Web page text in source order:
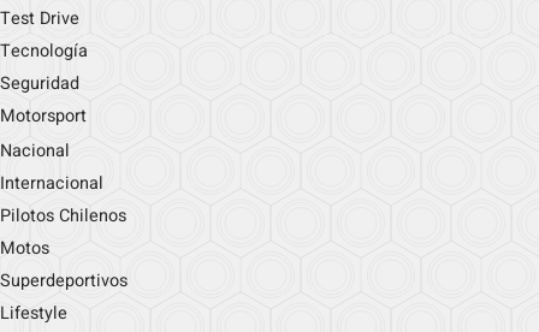
Test Drive
Tecnología
Seguridad
Motorsport
Nacional
Internacional
Pilotos Chilenos
Motos
Superdeportivos
Lifestyle